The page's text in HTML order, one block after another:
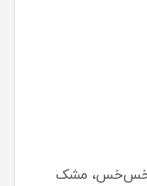
خس‌خس، مشک